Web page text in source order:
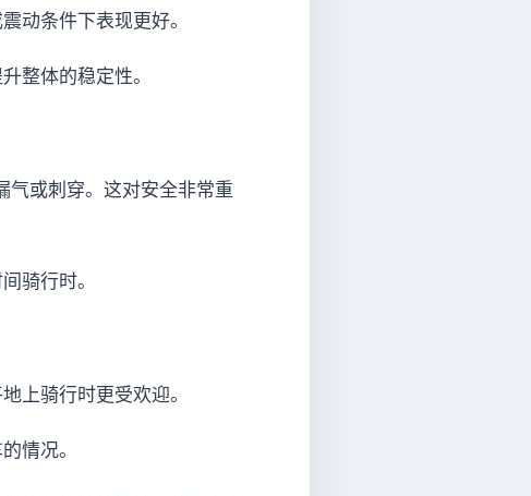
动条件下表现更好。
整体的稳定性。
气或刺穿。这对安全非常重
骑行时。
上骑行时更受欢迎。
情况。